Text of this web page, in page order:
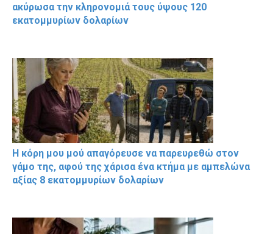
ακύρωσα την κληρονομιά τους ύψους 120
εκατομμυρίων δολαρίων
Η κόρη μου μού απαγόρευσε να παρευρεθώ στον
γάμο της, αφού της χάρισα ένα κτήμα με αμπελώνα
αξίας 8 εκατομμυρίων δολαρίων